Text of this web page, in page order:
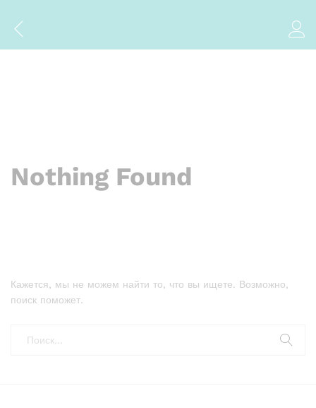
Nothing Found
Кажется, мы не можем найти то, что вы ищете. Возможно,
поиск поможет.